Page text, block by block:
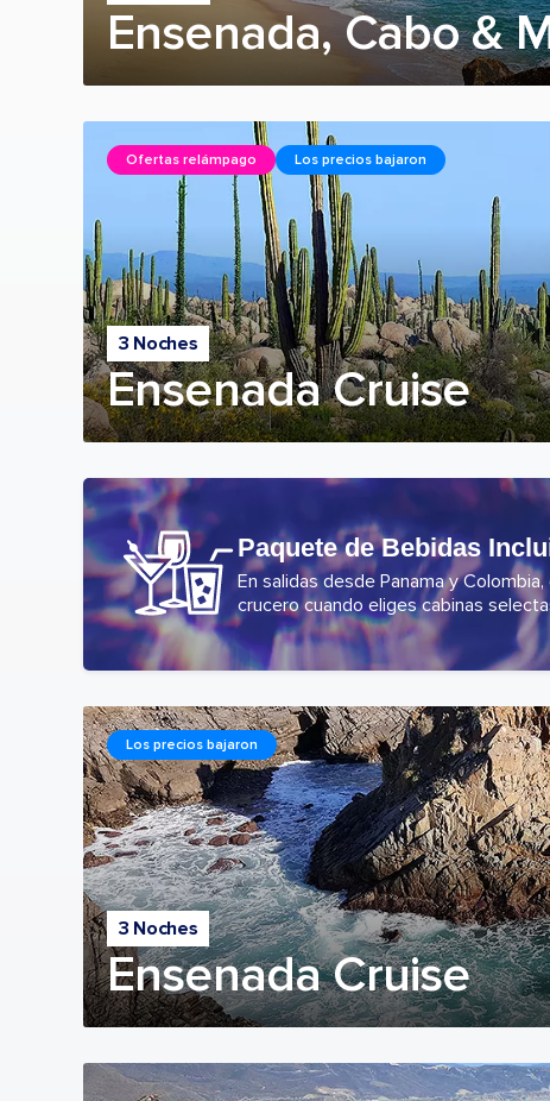
Ensenada, Cabo &
3 Noches
Ensenada Cruise
Ofertas relámpago Los precios bajaron
Paquete de Bebidas
En salidas desde Panama y
crucero cuando eliges cabinas
3 Noches
Ensenada Cruise
Los precios bajaron